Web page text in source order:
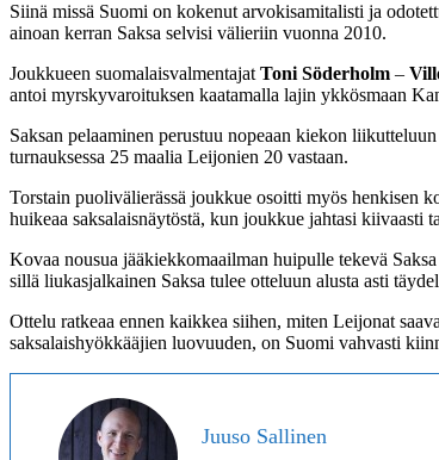
Siinä missä Suomi on kokenut arvokisamitalisti ja
ainoan kerran Saksa selvisi välieriin vuonna 2010.
Joukkueen suomalaisvalmentajatToni Söderholm –
antoi myrskyvaroituksen kaatamalla lajin ykkösmaan
Saksan pelaaminen perustuu nopeaan kiekon
turnauksessa 25 maalia Leijonien 20 vastaan.
Torstain puolivälierässä joukkue osoitti myös henkisen
huikeaa saksalaisnäytöstä, kun joukkue jahtasi kiivaasti
Kovaa nousua jääkiekkomaailman huipulle tekevä
sillä liukasjalkainen Saksa tulee otteluun alusta asti
Ottelu ratkeaa ennen kaikkea siihen, miten Leijonat
saksalaishyökkääjien luovuuden, on Suomi vahvasti
Juuso Sallinen